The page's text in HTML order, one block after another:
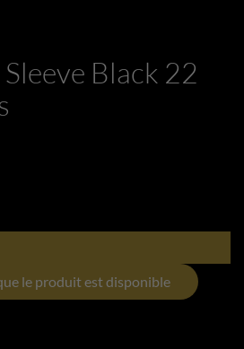
Black 22
le produit est disponible